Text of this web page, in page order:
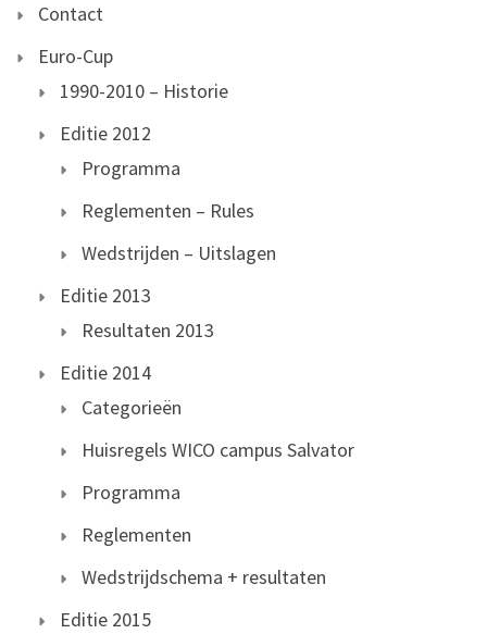
Contact
Euro-Cup
1990-2010 – Historie
Editie 2012
Programma
Reglementen – Rules
Wedstrijden – Uitslagen
Editie 2013
Resultaten 2013
Editie 2014
Categorieën
Huisregels WICO campus Salvator
Programma
Reglementen
Wedstrijdschema + resultaten
Editie 2015